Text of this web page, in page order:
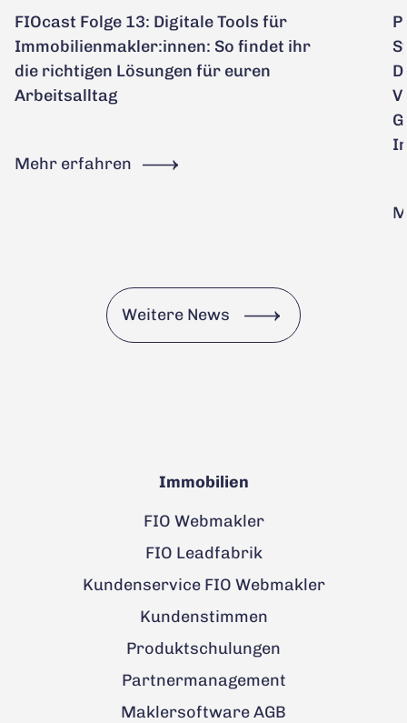
FIOcast Folge 13: Digitale Tools für
Immobilienmakler:innen: So findet ihr
die richtigen Lösungen für euren
Arbeitsalltag
Mehr erfahren
Weitere News
Immobilien
FIO Webmakler
FIO Leadfabrik
Kundenservice FIO Webmakler
Kundenstimmen
Produktschulungen
Partnermanagement
Maklersoftware AGB